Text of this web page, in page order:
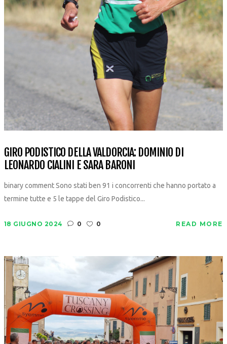
GIRO PODISTICO DELLA VALDORCIA: DOMINIO DI
LEONARDO CIALINI E SARA BARONI
binary comment Sono stati ben 91 i concorrenti che hanno portato a
termine tutte e 5 le tappe del Giro Podistico...
18 GIUGNO 2024 0 0 READ MORE